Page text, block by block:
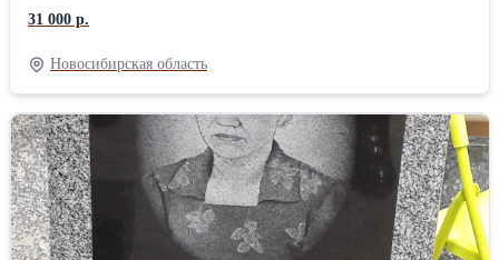
комплекте с подставкой и цветником. Оформление стеллы
индивидуальное, гравировка нанесена способом ударно-
алмазной гравировки, изображения не исчезают под дождем.
Цена указана без оформления стеллы, подобное оформление -
14000 рублей.
31 000 р.
Новосибирская область